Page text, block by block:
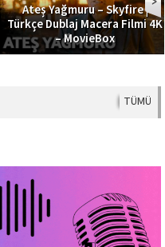
Ateş Yağmuru – Skyfire |
Türkçe Dublaj Macera Filmi 4K
– MovieBox
TÜMÜ